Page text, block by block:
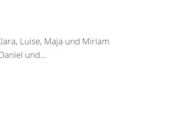
Luise, Maja und Miriam
und...